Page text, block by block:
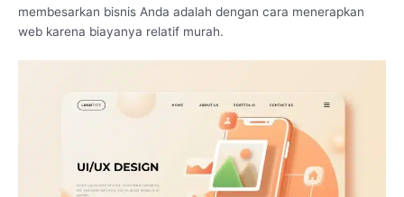
membesarkan bisnis Anda adalah dengan cara menerapkan
web karena biayanya relatif murah.